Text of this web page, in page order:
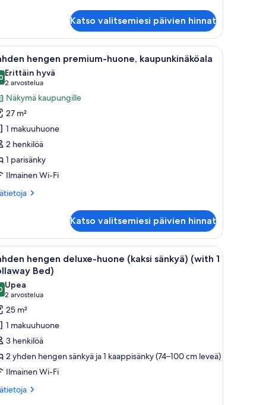
Katso valitsemiesi päivien hinnat
lampun kanssa, tuoli ja ikkunasta avautuva näkymä kaupunkiin.
Hotellihuone, jossa on suuri sänky,
5 hengen premium-huone, kaupunkinäköala
kautta 10
Erittäin hyvä
2 arvostelua
(2
arvostelua)
Näkymä kaupungille
27 m²
1 makuuhuone
2 henkilöä
1 parisänky
Ilmainen Wi-Fi
Katso valitsemiesi päivien hinnat
ja tuoli. Suurista ikkunoista avautuu näkymä kaupunkimaisemaan.
Hotellihuone, jossa on suuri sänky, työpöytä
5
hengen deluxe-huone (kaksi sänkyä) (with 1
Bed)
kautta 10
Upea
2 arvostelua
(2
arvostelua)
25 m²
1 makuuhuone
3 henkilöä
2 yhden hengen sänkyä ja 1 kaappisänky (74–100 cm leveä)
Ilmainen Wi-Fi